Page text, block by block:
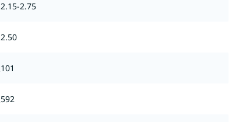
2.15-2.75
2.50
101
592